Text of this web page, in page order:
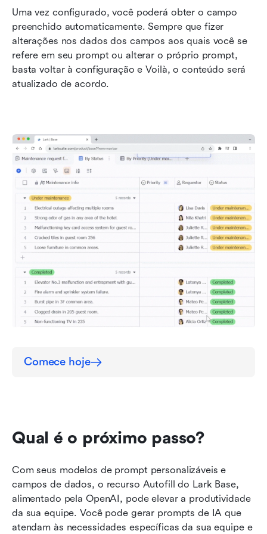
Uma vez configurado, você poderá obter o campo
preenchido automaticamente. Sempre que fizer
alterações nos dados dos campos aos quais você se
refere em seu prompt ou alterar o próprio prompt,
basta voltar à configuração e Voilà, o conteúdo será
atualizado de acordo.
Comece hoje
Qual é o próximo passo?
Com seus modelos de prompt personalizáveis e
campos de dados, o recurso Autofill do Lark Base,
alimentado pela OpenAI, pode elevar a produtividade
da sua equipe. Você pode gerar prompts de IA que
atendam às necessidades específicas da sua equipe e